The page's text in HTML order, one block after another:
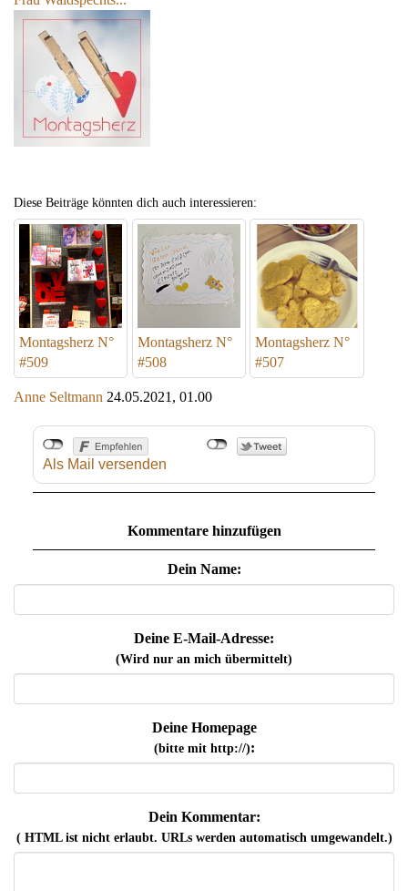
Diese Beiträge könnten dich auch interessieren:
Montagsherz N°
#509
Montagsherz N°
#508
Montagsherz N°
#507
Anne Seltmann 24.05.2021, 01.00
Als Mail versenden
Kommentare hinzufügen
Dein Name:
Deine E-Mail-Adresse:
(Wird nur an mich übermittelt)
Deine Homepage
(bitte mit http://):
Dein Kommentar:
( HTML ist nichterlaubt. URLs werden automatisch umgewandelt.)